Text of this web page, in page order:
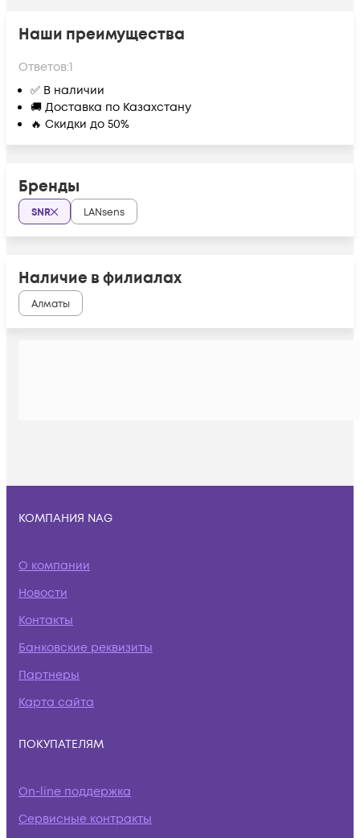
Наши преимущества
Ответов:1
✅ В наличии
🚚 Доставка по Казахстану
🔥 Скидки до 50%
Бренды
SNR LANsens
Наличие в филиалах
Алматы
КОМПАНИЯ NAG
О компании
Новости
Контакты
Банковские реквизиты
Партнеры
Карта сайта
ПОКУПАТЕЛЯМ
On-line поддержка
Сервисные контракты